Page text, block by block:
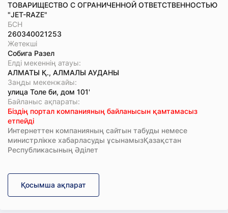
ТОВАРИЩЕСТВО С ОГРАНИЧЕННОЙ ОТВЕТСТВЕННОСТЬЮ
"JET-RAZE"
БСН
260340021253
Жетекші
Собига Разел
Елді мекеннің атауы:
АЛМАТЫ Қ., АЛМАЛЫ АУДАНЫ
Заңды мекенжайы:
улица Толе би, дом 101'
Байланыс ақпараты:
Біздің портал компанияның байланысын қамтамасыз
етпейді
Интернеттен компанияның сайтын табуды немесе
министрлікке хабарласуды ұсынамызҚазақстан
Республикасының Әділет
Қосымша ақпарат